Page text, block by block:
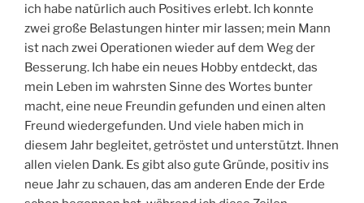
ich habe natürlich auch Positives erlebt. Ich konnte
zwei große Belastungen hinter mir lassen; mein Mann
ist nach zwei Operationen wieder auf dem Weg der
Besserung. Ich habe ein neues Hobby entdeckt, das
mein Leben im wahrsten Sinne des Wortes bunter
macht, eine neue Freundin gefunden und einen alten
Freund wiedergefunden. Und viele haben mich in
diesem Jahr begleitet, getröstet und unterstützt. Ihnen
allen vielen Dank. Es gibt also gute Gründe, positiv ins
neue Jahr zu schauen, das am anderen Ende der Erde